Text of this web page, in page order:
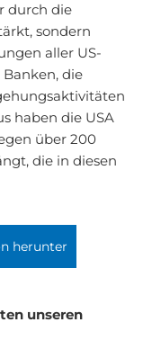
durch die
sondern
aller US-
die
haben die USA
über 200
die in diesen
herunter
unseren